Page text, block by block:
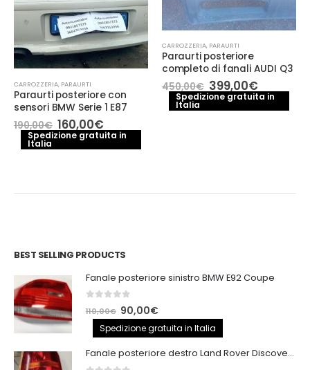
CARROZZERIA, PARAURTI
Paraurti posteriore con
sensori BMW Serie 1 E87
190,00€ Il
prezzo
originale
160,00€Il
prezzo
attuale
Spedizione gratuita in
Italia
CARROZZERIA, PARAURTI
Paraurti posteriore
completo di fanali AUDI Q3
450,00€ Il
prezzo
originale
399,00€Il
prezzo
attuale
Spedizione gratuita in
Italia
BEST SELLING PRODUCTS
Fanale posteriore sinistro BMW E92 Coupe
out of 5
110,00€ Il
prezzo
originale
era:
90,00€Il
prezzo
attuale
è:
Spedizione gratuita in Italia
Fanale posteriore destro Land Rover Discovery 3